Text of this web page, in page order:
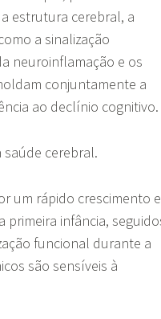
estrutura cerebral, a
a sinalização
neuroinflamação e os
conjuntamente a
ao declínio cognitivo.
cerebral.
um rápido crescimento e
infância,
funcional durante a
são sensíveis à